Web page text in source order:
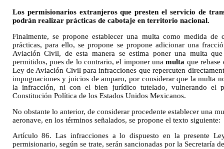
Los permisionarios extranjeros que presten el servicio de
podrán realizar prácticas de cabotaje en territorio nacional.
Finalmente, se propone establecer una multa como medida de
prácticas, para ello, se propone se propone adicionar una
Aviación Civil, de esta manera se estima poner una multa
permitidos, pues de lo contrario, el imponer unamulta que
Ley de Aviación Civil para infracciones que repercuten
impugnaciones y juicios de amparo, por considerar que la multa
la infracción, ni con el bien jurídico tutelado, vulnerando el
Constitución Política de los Estados Unidos Mexicanos.
No obstante lo anterior, de considerar procedente establecer una
aeronave, en los términos señalados, se propone el texto siguiente:
Artículo 86. Las infracciones a lo dispuesto en la presente
permisionario, según se trate, serán sancionadas por la Secretaría